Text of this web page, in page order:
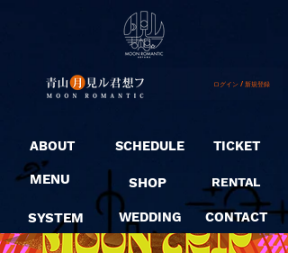
ログイン / 新規登録
ABOUT
MENU
SYSTEM
SCHEDULE
SHOP
WEDDING
TICKET
RENTAL
CONTACT